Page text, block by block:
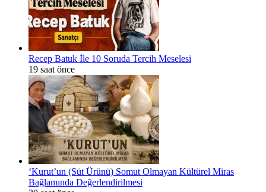
Recep Batuk İle 10 Soruda Tercih Meselesi
19 saat önce
‘Kurut’un (Süt Ürünü) Somut Olmayan Kültürel Miras
Bağlamında Değerlendirilmesi